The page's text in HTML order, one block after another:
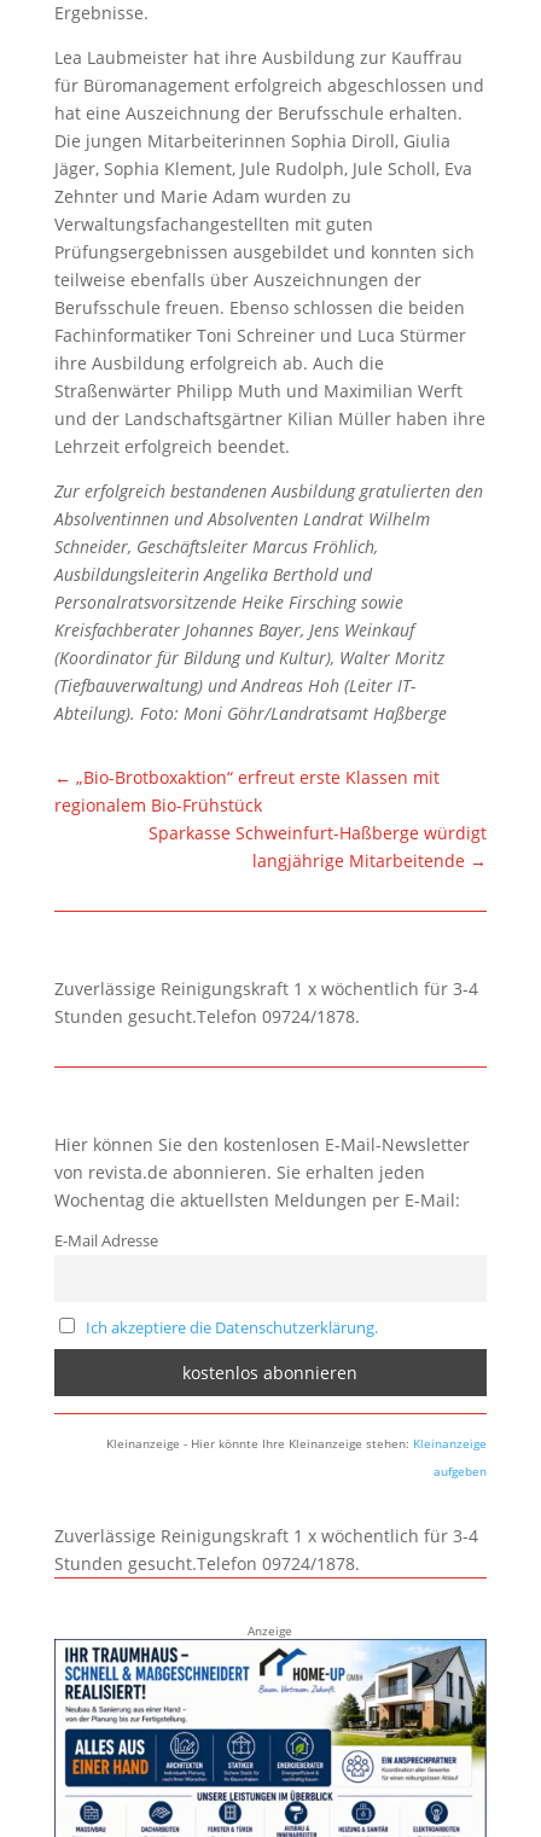
Ergebnisse.
Lea Laubmeister hat ihre Ausbildung zur Kauffrau
für Büromanagement erfolgreich abgeschlossen und
hat eine Auszeichnung der Berufsschule erhalten.
Die jungen Mitarbeiterinnen Sophia Diroll, Giulia
Jäger, Sophia Klement, Jule Rudolph, Jule Scholl, Eva
Zehnter und Marie Adam wurden zu
Verwaltungsfachangestellten mit guten
Prüfungsergebnissen ausgebildet und konnten sich
teilweise ebenfalls über Auszeichnungen der
Berufsschule freuen. Ebenso schlossen die beiden
Fachinformatiker Toni Schreiner und Luca Stürmer
ihre Ausbildung erfolgreich ab. Auch die
Straßenwärter Philipp Muth und Maximilian Werft
und der Landschaftsgärtner Kilian Müller haben ihre
Lehrzeit erfolgreich beendet.
Zur erfolgreich bestandenen Ausbildung gratulierten den
Absolventinnen und Absolventen Landrat Wilhelm
Schneider, Geschäftsleiter Marcus Fröhlich,
Ausbildungsleiterin Angelika Berthold und
Personalratsvorsitzende Heike Firsching sowie
Kreisfachberater Johannes Bayer, Jens Weinkauf
(Koordinator für Bildung und Kultur), Walter Moritz
(Tiefbauverwaltung) und Andreas Hoh (Leiter IT-
Abteilung). Foto: Moni Göhr/Landratsamt Haßberge
← „Bio-Brotboxaktion“ erfreut erste Klassen mit
regionalem Bio-Frühstück
Sparkasse Schweinfurt-Haßberge würdigt
langjährige Mitarbeitende →
Zuverlässige Reinigungskraft 1 x wöchentlich für 3-4
Stunden gesucht.Telefon 09724/1878.
Hier können Sie den kostenlosen E-Mail-Newsletter
von revista.de abonnieren. Sie erhalten jeden
Wochentag die aktuellsten Meldungen per E-Mail:
E-Mail Adresse
Ich akzeptiere die Datenschutzerklärung.
Kleinanzeige - Hier könnte Ihre Kleinanzeige stehen: Kleinanzeige
aufgeben
Zuverlässige Reinigungskraft 1 x wöchentlich für 3-4
Stunden gesucht.Telefon 09724/1878.
Anzeige